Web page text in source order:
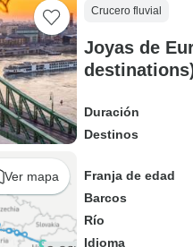
Ver mapa
Crucero fluvial
Joyas de
Duración
Destinos
Franja de edad
Barcos
Río
Idioma